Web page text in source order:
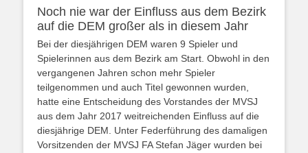
Noch nie war der Einfluss aus dem Bezirk
auf die DEM großer als in diesem Jahr
Bei der diesjährigen DEM waren 9 Spieler und
Spielerinnen aus dem Bezirk am Start. Obwohl in den
vergangenen Jahren schon mehr Spieler
teilgenommen und auch Titel gewonnen wurden,
hatte eine Entscheidung des Vorstandes der MVSJ
aus dem Jahr 2017 weitreichenden Einfluss auf die
diesjährige DEM. Unter Federführung des damaligen
Vorsitzenden der MVSJ FA Stefan Jäger wurden bei